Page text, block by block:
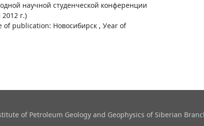
научной студенческой конференции
г.)
of publication: Новосибирск , Уear of
of Petroleum Geology and Geophysics​ of Siberian